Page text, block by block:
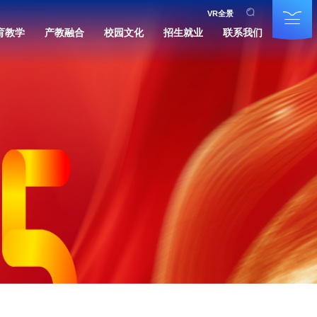
VR全景
教学 产教融合 校园文化 招生就业 联系我们